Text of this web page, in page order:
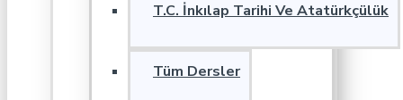
T.C. İnkılap Tarihi Ve Atatürkçülük
Tüm Dersler